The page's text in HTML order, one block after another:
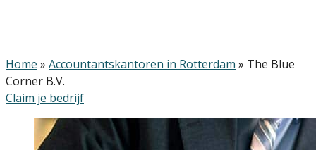
Home » Accountantskantoren in Rotterdam » The Blue
Corner B.V.
Claim je bedrijf